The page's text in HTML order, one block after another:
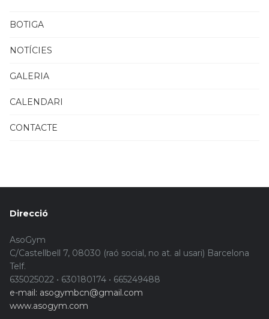
BOTIGA
NOTÍCIES
GALERIA
CALENDARI
CONTACTE
Direcció
AsoGym
C/Castellbell 7, 08030 (raó social, no at. al usari) Barcelona
Telf.
635025022 • 630180174 • 665249488
e-mail: asogymbcn@gmail.com
www.asogym.com